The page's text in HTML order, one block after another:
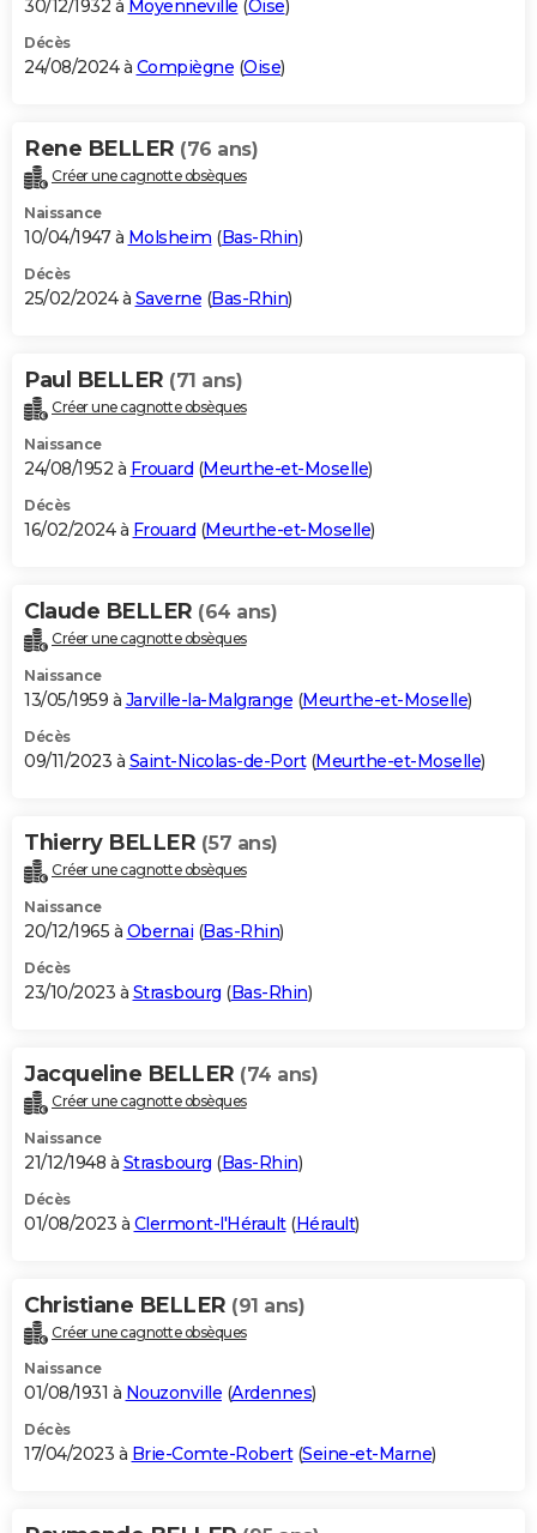
30/12/1932 à Moyenneville (Oise)
Décès
24/08/2024 à Compiègne (Oise)
Rene BELLER (76 ans)
Créer une cagnotte obsèques
Naissance
10/04/1947 à Molsheim (Bas-Rhin)
Décès
25/02/2024 à Saverne (Bas-Rhin)
Paul BELLER (71 ans)
Créer une cagnotte obsèques
Naissance
24/08/1952 à Frouard (Meurthe-et-Moselle)
Décès
16/02/2024 à Frouard (Meurthe-et-Moselle)
Claude BELLER (64 ans)
Créer une cagnotte obsèques
Naissance
13/05/1959 à Jarville-la-Malgrange (Meurthe-et-Moselle)
Décès
09/11/2023 à Saint-Nicolas-de-Port(Meurthe-et-Moselle)
Thierry BELLER (57 ans)
Créer une cagnotte obsèques
Naissance
20/12/1965 à Obernai (Bas-Rhin)
Décès
23/10/2023 à Strasbourg (Bas-Rhin)
Jacqueline BELLER (74 ans)
Créer une cagnotte obsèques
Naissance
21/12/1948 à Strasbourg (Bas-Rhin)
Décès
01/08/2023 à Clermont-l'Hérault(Hérault)
Christiane BELLER (91 ans)
Créer une cagnotte obsèques
Naissance
01/08/1931 à Nouzonville (Ardennes)
Décès
17/04/2023 à Brie-Comte-Robert(Seine-et-Marne)